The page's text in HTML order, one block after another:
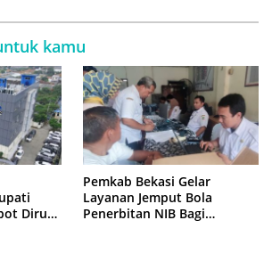
kamu
Dirum
Pemkab Bekasi Gelar
Layanan Jemput Bola
Penerbitan NIB Bagi